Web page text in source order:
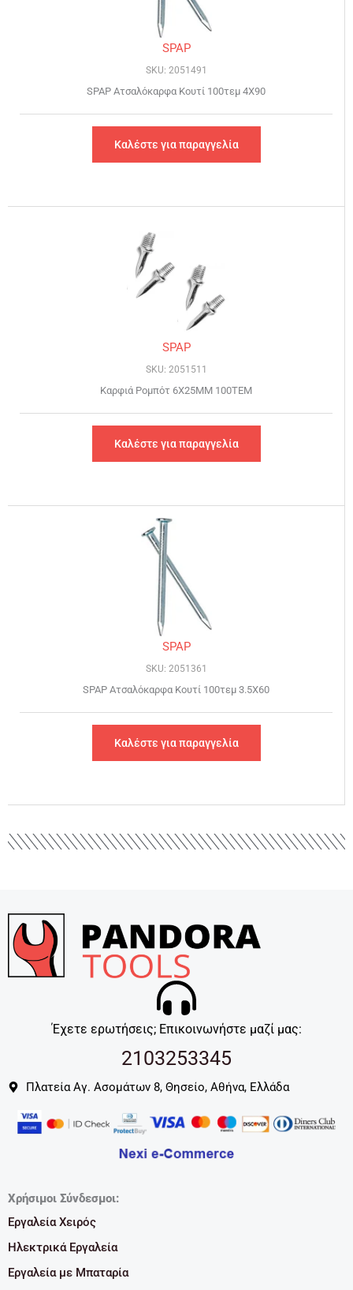
SPAP
SKU: 2051491
SPAP Ατσαλόκαρφα Κουτί 100τεμ 4X90
Καλέστε για παραγγελία
SPAP
SKU: 2051511
Καρφιά Ρομπότ 6X25MM 100TEM
Καλέστε για παραγγελία
SPAP
SKU: 2051361
SPAP Ατσαλόκαρφα Κουτί 100τεμ 3.5Χ60
Καλέστε για παραγγελία
Έχετε ερωτήσεις; Επικοινωνήστε μαζί μας:
2103253345
Πλατεία Αγ. Ασομάτων 8, Θησείο, Αθήνα, Ελλάδα
Χρήσιμοι Σύνδεσμοι:
Εργαλεία Χειρός
Ηλεκτρικά Εργαλεία
Εργαλεία με Μπαταρία